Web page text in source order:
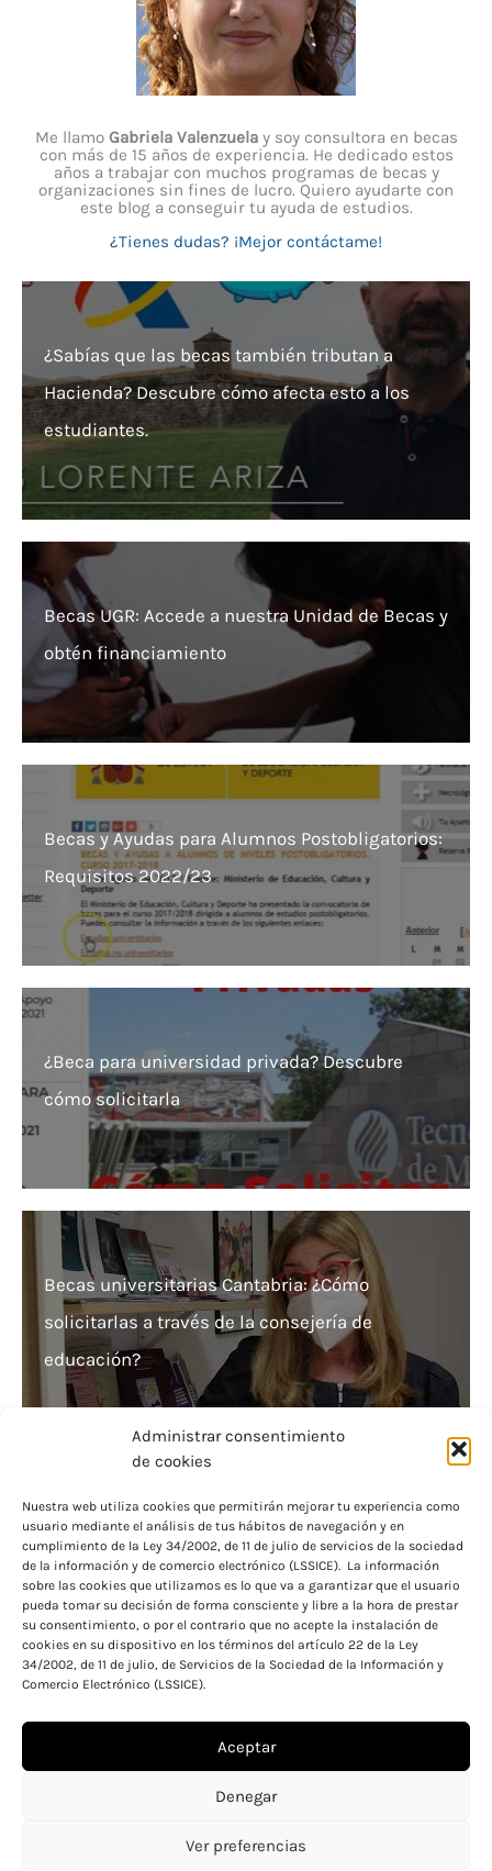
Administrar consentimiento
de cookies
Nuestra web utiliza cookies que permitirán mejorar tu experiencia como
usuario mediante el análisis de tus hábitos de navegación y en
cumplimiento de la Ley 34/2002, de 11 de julio de servicios de la sociedad
de la información y de comercio electrónico (LSSICE). La información
sobre las cookies que utilizamos es lo que va a garantizar que el usuario
pueda tomar su decisión de forma consciente y libre a la hora de prestar
su consentimiento, o por el contrario que no acepte la instalación de
cookies en su dispositivo en los términos del artículo 22 de la Ley
34/2002, de 11 de julio, de Servicios de la Sociedad de la Información y
Comercio Electrónico (LSSICE).
Aceptar
Denegar
Ver preferencias
Me llamo Gabriela Valenzuelay soy consultora en becas
con más de 15 años de experiencia. He dedicado estos
años a trabajar con muchos programas de becas y
organizaciones sin fines de lucro. Quiero ayudarte con
este blog a conseguir tu ayuda de estudios.
¿Tienes dudas? ¡Mejor contáctame!
¿Sabías que las becas también tributan a
Hacienda? Descubre cómo afecta esto a los
estudiantes.
Becas UGR: Accede a nuestra Unidad de Becas y
obtén financiamiento
Becas y Ayudas para Alumnos Postobligatorios:
Requisitos 2022/23
¿Beca para universidad privada? Descubre
cómo solicitarla
Becas universitarias Cantabria: ¿Cómo
solicitarlas a través de la consejería de
educación?
¡Ya llegó el momento! Ingresan el dinero de las
becas.
Política de cookies
Copyright © 2026 Becas y ayudas para educación